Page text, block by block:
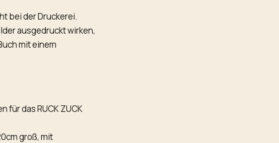
bei der Druckerei.
ausgedruckt wirken,
mit einem
für das RUCK ZUCK
groß, mit